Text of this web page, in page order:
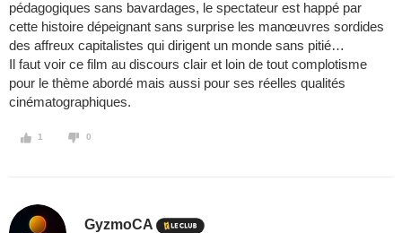
pédagogiques sans bavardages, le spectateur est happé par
cette histoire dépeignant sans surprise les manœuvres sordides
des affreux capitalistes qui dirigent un monde sans pitié…
Il faut voir ce film au discours clair et loin de tout complotisme
pour le thème abordé mais aussi pour ses réelles qualités
cinématographiques.
1 0
GyzmoCA